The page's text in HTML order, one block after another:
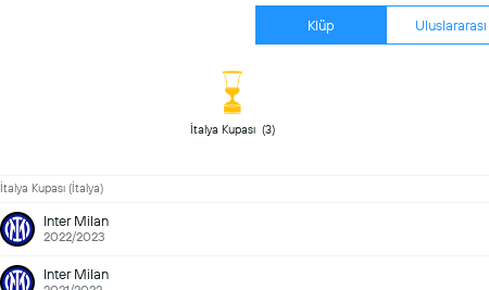
Klüp Uluslararası
İtalya Kupası (İtalya)
Inter Milan
2022/2023
Inter Milan